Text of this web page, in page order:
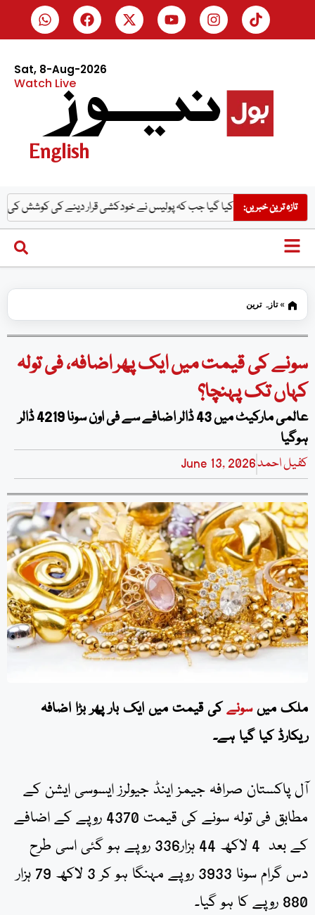
Sat, 8-Aug-2026
Watch Live
English
تازہ ترین خبریں:
کو قتل کیا گیا جب کہ پولیس نے خودکشی قرار دینے کی کوشش کی، میر رضا کے
»تازہ ترین
سونے کی قیمت میں ایک پھر اضافہ، فی تولہ
کہاں تک پہنچا؟
عالمی مارکیٹ میں 43 ڈالر اضافے سے فی اون سونا 4219 ڈالر
ہوگیا
کفیل احمدJune 13, 2026
ملک میںسونےکی قیمت میں ایک بار پھر بڑا اضافہ
ریکارڈ کیا گیا ہے۔
آل پاکستان صرافہ جیمز اینڈ جیولرز ایسوسی ایشن کے
مطابق فی تولہ سونے کی قیمت 4370 روپے کے اضافے
کے بعد 4 لاکھ 44 ہزار336 روپے ہو گئی اسی طرح
دس گرام سونا 3933 روپے مہنگا ہو کر 3 لاکھ 79 ہزار
880 روپے کا ہو گیا۔